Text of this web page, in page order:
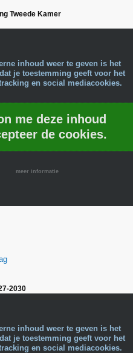
Tweede Kamer
inhoud weer te geven is het
je toestemming geeft voor het
en social mediacookies.
me deze inhoud
de cookies.
meer informatie
2030
inhoud weer te geven is het
je toestemming geeft voor het
en social mediacookies.